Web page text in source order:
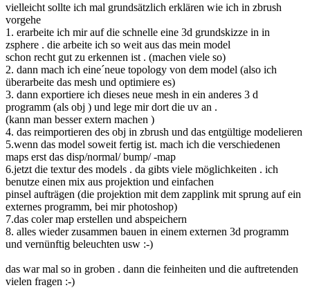
vielleicht sollte ich mal grundsätzlich erklären wie ich in zbrush
vorgehe
1. erarbeite ich mir auf die schnelle eine 3d grundskizze in in
zsphere . die arbeite ich so weit aus das mein model
schon recht gut zu erkennen ist . (machen viele so)
2. dann mach ich eine´neue topology von dem model (also ich
überarbeite das mesh und optimiere es)
3. dann exportiere ich dieses neue mesh in ein anderes 3 d
programm (als obj ) und lege mir dort die uv an .
(kann man besser extern machen )
4. das reimportieren des obj in zbrush und das entgültige modelieren
5.wenn das model soweit fertig ist. mach ich die verschiedenen
maps erst das disp/normal/ bump/ -map
6.jetzt die textur des models . da gibts viele möglichkeiten . ich
benutze einen mix aus projektion und einfachen
pinsel aufträgen (die projektion mit dem zapplink mit sprung auf ein
externes programm, bei mir photoshop)
7.das coler map erstellen und abspeichern
8. alles wieder zusammen bauen in einem externen 3d programm
und vernünftig beleuchten usw :-)
das war mal so in groben . dann die feinheiten und die auftretenden
vielen fragen :-)